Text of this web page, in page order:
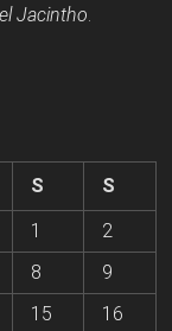
Jacintho.
S
S
1
2
8
9
15
16